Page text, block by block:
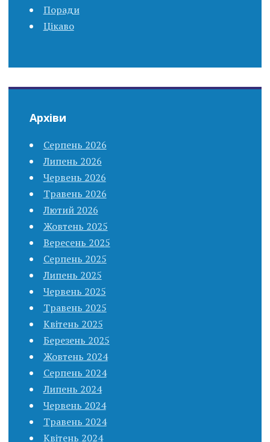
Поради
Цікаво
Архіви
Серпень 2026
Липень 2026
Червень 2026
Травень 2026
Лютий 2026
Жовтень 2025
Вересень 2025
Серпень 2025
Липень 2025
Червень 2025
Травень 2025
Квітень 2025
Березень 2025
Жовтень 2024
Серпень 2024
Липень 2024
Червень 2024
Травень 2024
Квітень 2024